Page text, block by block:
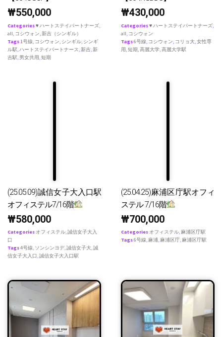
₩550,000
Categories♥ ハートステイパートナーズ,
all, コシウォン,新吉（シンギル）
Tags1号線, コシウォン, シンギル, シンギ
ル駅,ハートステイパートナース,新吉,新
吉駅, 男女共用,短期
₩430,000
Categories♥ ハートステイパートナーズ,
all, コシウォン
Tags6号線, コシウォン, コリョ大,女性専
用,短期,高麗大学,高麗大学駅
(25.05.09)誠信女子大入口駅
オフィステル7/16階
₩580,000
Categories オフィステル,誠信女子大入
口
Tags4号線, ソンシンヨデ,誠信女子大,誠
信女子大入口,誠信女子大入口駅
(25.04.25)麻浦区庁駅オフィ
ステル 7/16階
₩700,000
Categories オフィステル, 麻浦区庁駅
Tags6号線, 麻浦, 麻浦区庁, 麻浦区庁駅